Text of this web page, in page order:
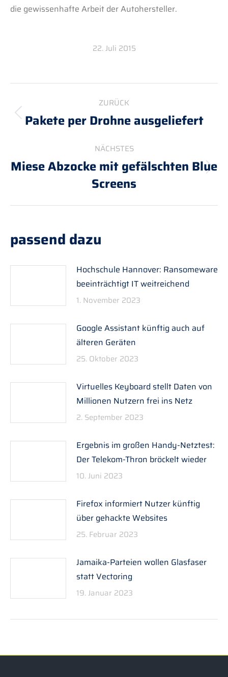
die gewissenhafte Arbeit der Autohersteller.
22. Juli 2015
Kommentarnavigation
ZURÜCK
Vorheriger
Pakete per Drohne ausgeliefert
NÄCHSTES
Nächster
Beitrag:
Miese Abzocke mit gefälschten Blue
Screens
passend dazu
Hochschule Hannover: Ransomeware
beeinträchtigt IT weitreichend
1. November 2023
Google Assistant künftig auch auf
älteren Geräten
25. Oktober 2023
Virtuelles Keyboard stellt Daten von
Millionen Nutzern frei ins Netz
2. September 2023
Ergebnis im großen Handy-Netztest:
Der Telekom-Thron bröckelt wieder
10. Juni 2023
Firefox informiert Nutzer künftig
über gehackte Websites
25. Februar 2023
Jamaika-Parteien wollen Glasfaser
statt Vectoring
19. Januar 2023